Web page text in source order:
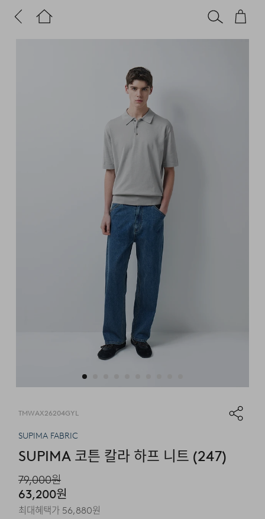
TMWAX26204GYL
SUPIMA FABRIC
SUPIMA 코튼 칼라 하프 니트 (247)
63,200원
79,000원
최대혜택가 56,880원